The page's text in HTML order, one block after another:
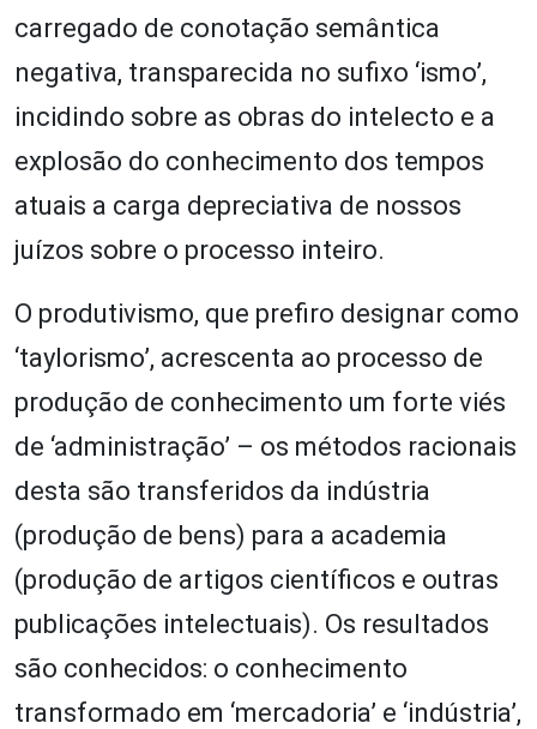
carregado de conotação semântica
negativa, transparecida no sufixo ‘ismo’,
incidindo sobre as obras do intelecto e a
explosão do conhecimento dos tempos
atuais a carga depreciativa de nossos
juízos sobre o processo inteiro.
O produtivismo, que prefiro designar como
‘taylorismo’, acrescenta ao processo de
produção de conhecimento um forte viés
de ‘administração’ – os métodos racionais
desta são transferidos da indústria
(produção de bens) para a academia
(produção de artigos científicos e outras
publicações intelectuais). Os resultados
são conhecidos: o conhecimento
transformado em ‘mercadoria’ e ‘indústria’,